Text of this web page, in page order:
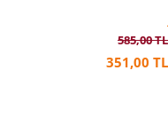
585,00 TL
351,00 TL